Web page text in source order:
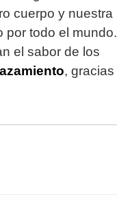
cuerpo y nuestra
por todo el mundo.
el sabor de los
, gracias